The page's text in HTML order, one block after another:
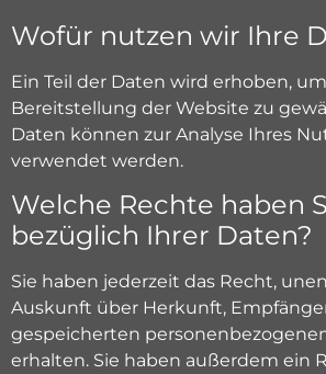
Wofür nutzen wir Ihre
Ein Teil der Daten wird erhoben,
Bereitstellung der Website zu
Daten können zur Analyse Ihres
verwendet werden.
Welche Rechte haben
bezüglich Ihrer Daten?
Sie haben jederzeit das Recht,
Auskunft über Herkunft,
gespeicherten
erhalten. Sie haben außerdem ein